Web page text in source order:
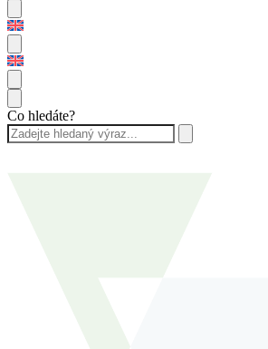
Co hledáte?